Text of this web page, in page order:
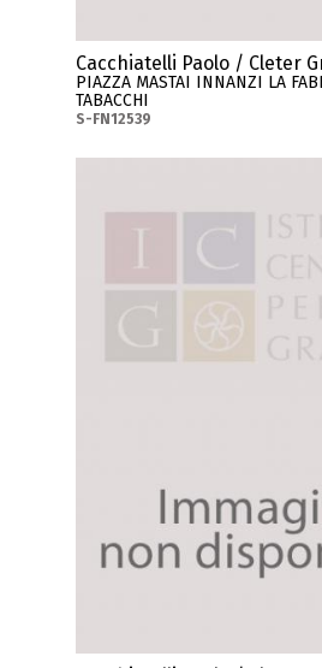
Cacchiatelli Paolo / Cleter
PIAZZA MASTAI INNANZI LA
TABACCHI
S-FN12539